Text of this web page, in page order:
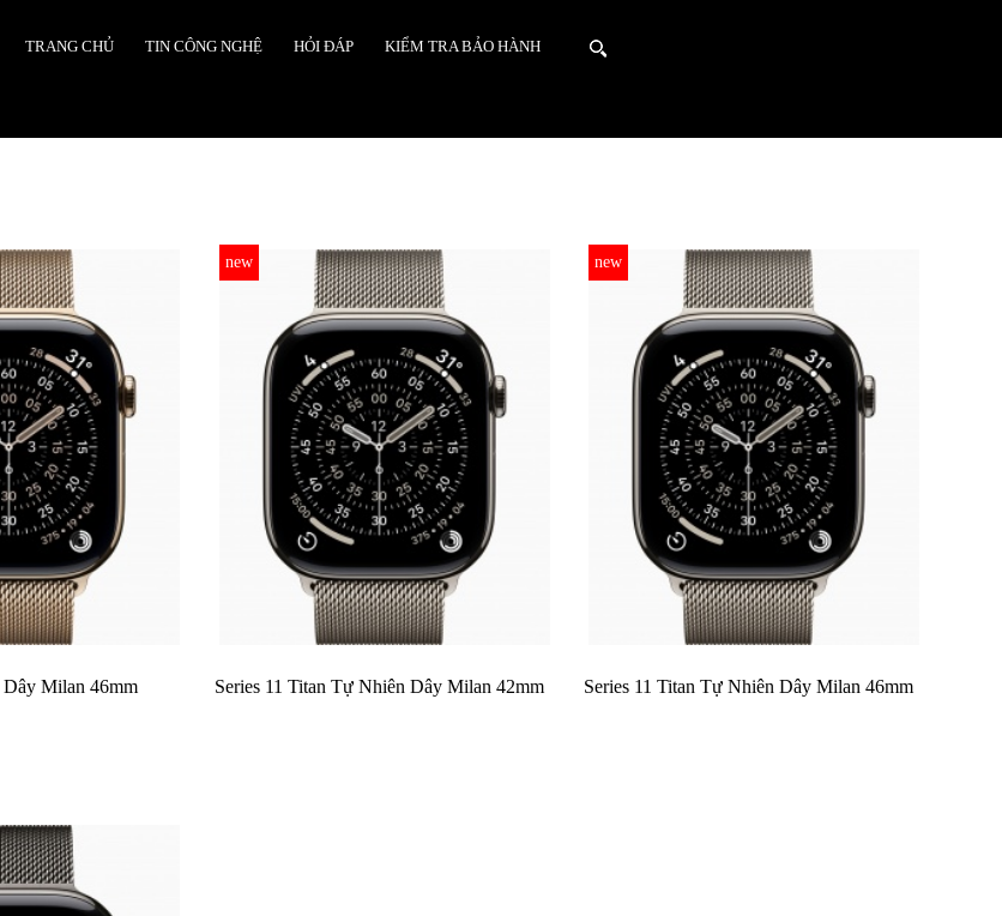
TRANG CHỦ TIN CÔNG NGHỆ HỎI ĐÁP KIỂM TRA BẢO HÀNH
Dây Milan 46mm
new
Series 11 Titan Tự Nhiên Dây Milan 42mm
new
Series 11 Titan Tự Nhiên Dây Milan 46mm